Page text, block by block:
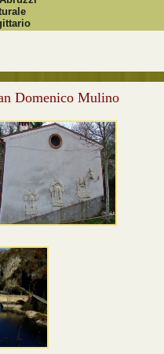
Domenico Mulino